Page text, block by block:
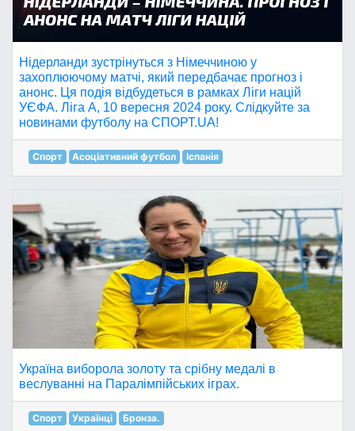
Нідерланди зустрінуться з Німеччиною у
захоплюючому матчі, який передбачає прогноз і
анонс. Ця подія відбудеться в рамках Ліги націй
УЄФА. Ліга A, 10 вересня 2024 року. Слідкуйте за
новинами футболу на СПОРТ.UA!
Спорт Асоціативний футбол Іспанія
Україна виборола золоту та срібну медалі в
веслуванні на Паралімпійських іграх.
Спорт Українці Бронза.